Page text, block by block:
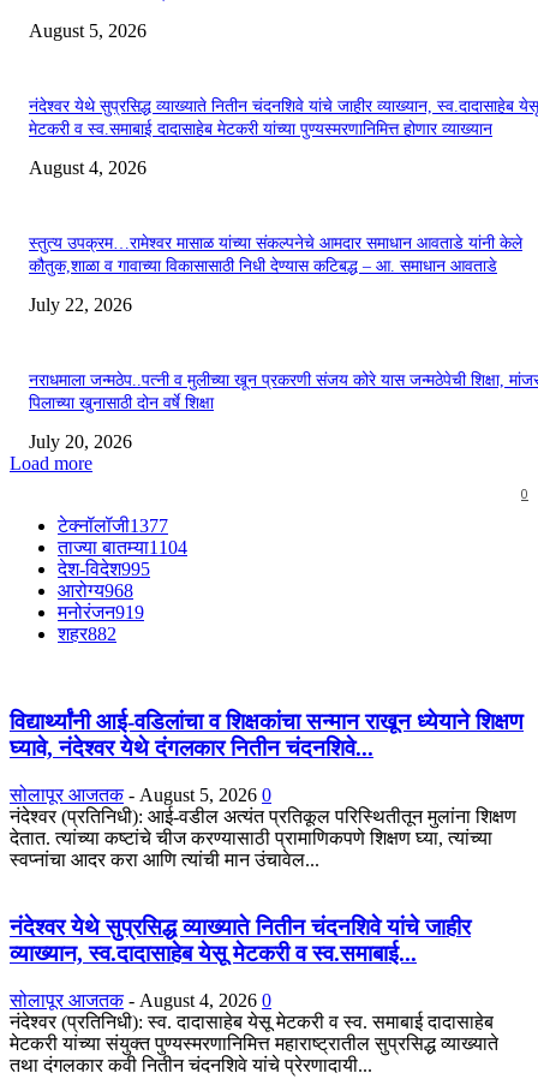
August 5, 2026
नंदेश्वर येथे सुप्रसिद्ध व्याख्याते नितीन चंदनशिवे यांचे जाहीर व्याख्यान, स्व.दादासाहेब येसू
मेटकरी व स्व.समाबाई दादासाहेब मेटकरी यांच्या पुण्यस्मरणानिमित्त होणार व्याख्यान
August 4, 2026
स्तुत्य उपक्रम…रामेश्वर मासाळ यांच्या संकल्पनेचे आमदार समाधान आवताडे यांनी केले
कौतुक,शाळा व गावाच्या विकासासाठी निधी देण्यास कटिबद्ध – आ. समाधान आवताडे
July 22, 2026
नराधमाला जन्मठेप..पत्नी व मुलीच्या खून प्रकरणी संजय कोरे यास जन्मठेपेची शिक्षा,
पिलाच्या खुनासाठी दोन वर्षे शिक्षा
July 20, 2026
Load more
0
टेक्नॉलॉजी1377
ताज्या बातम्या1104
देश-विदेश995
आरोग्य968
मनोरंजन919
शहर882
विद्यार्थ्यांनी आई-वडिलांचा व शिक्षकांचा सन्मान राखून ध्येयाने शिक्षण
घ्यावे, नंदेश्वर येथे दंगलकार नितीन चंदनशिवे...
सोलापूर आजतक - August 5, 2026 0
नंदेश्वर (प्रतिनिधी): आई-वडील अत्यंत प्रतिकूल परिस्थितीतून मुलांना शिक्षण
देतात. त्यांच्या कष्टांचे चीज करण्यासाठी प्रामाणिकपणे शिक्षण घ्या, त्यांच्या
स्वप्नांचा आदर करा आणि त्यांची मान उंचावेल...
नंदेश्वर येथे सुप्रसिद्ध व्याख्याते नितीन चंदनशिवे यांचे जाहीर
व्याख्यान, स्व.दादासाहेब येसू मेटकरी व स्व.समाबाई...
सोलापूर आजतक - August 4, 2026 0
नंदेश्वर (प्रतिनिधी): स्व. दादासाहेब येसू मेटकरी व स्व. समाबाई दादासाहेब
मेटकरी यांच्या संयुक्त पुण्यस्मरणानिमित्त महाराष्ट्रातील सुप्रसिद्ध व्याख्याते
तथा दंगलकार कवी नितीन चंदनशिवे यांचे प्रेरणादायी...